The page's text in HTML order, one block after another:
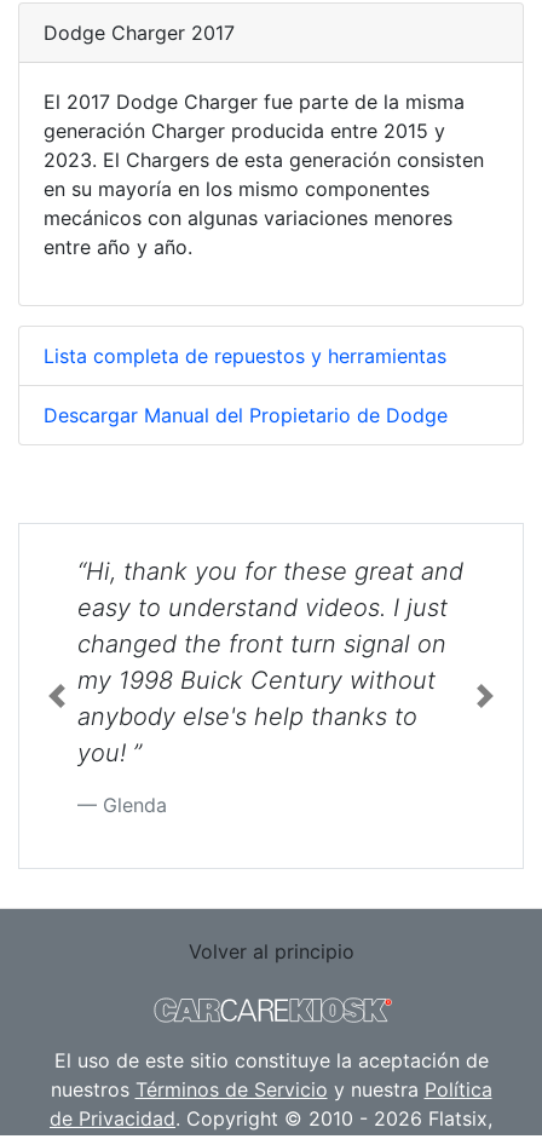
Dodge Charger 2017
El 2017 Dodge Charger fue parte de la misma
generación Charger producida entre 2015 y
2023. El Chargers de esta generación consisten
en su mayoría en los mismo componentes
mecánicos con algunas variaciones menores
entre año y año.
Lista completa de repuestos y herramientas
Descargar Manual del Propietario de Dodge
“Hi, thank you for these great and
easy to understand videos. I just
changed the front turn signal on
my 1998 Buick Century without
anybody else's help thanks to
you! ”
Glenda
Previous Next
Volver al principio
El uso de este sitio constituye la aceptación de
nuestros Términos de Servicio y nuestra Política
de Privacidad. Copyright © 2010 - 2026 Flatsix,